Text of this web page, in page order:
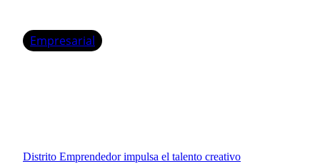
Empresarial
Distrito Emprendedor impulsa el talento creativo